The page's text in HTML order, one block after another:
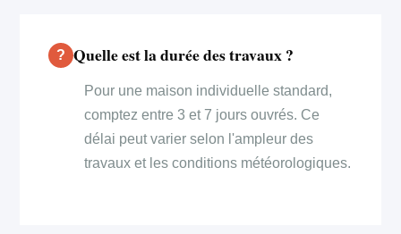
Quelle est la durée des travaux ?
Pour une maison individuelle standard,
comptez entre 3 et 7 jours ouvrés. Ce
délai peut varier selon l'ampleur des
travaux et les conditions météorologiques.